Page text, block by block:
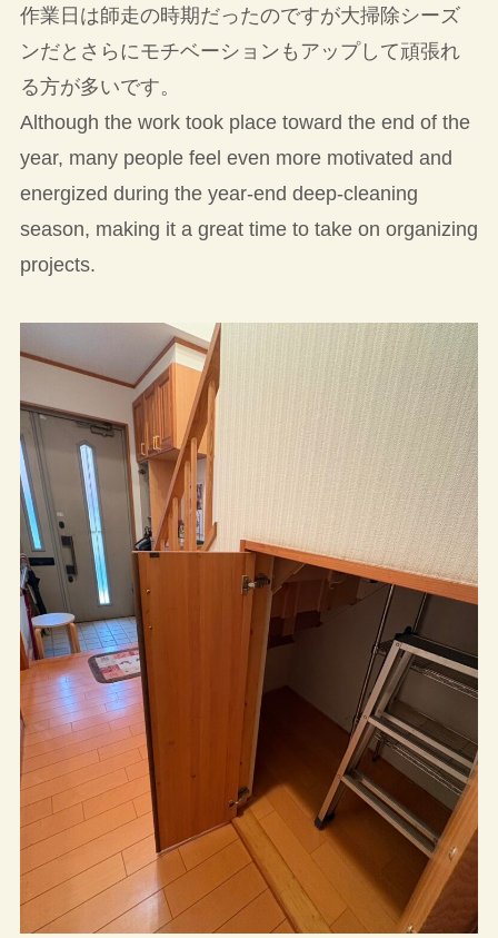
作業日は師走の時期だったのですが大掃除シーズ
ンだとさらにモチベーションもアップして頑張れ
る方が多いです。
Although the work took place toward the end of the
year, many people feel even more motivated and
energized during the year-end deep-cleaning
season, making it a great time to take on organizing
projects.